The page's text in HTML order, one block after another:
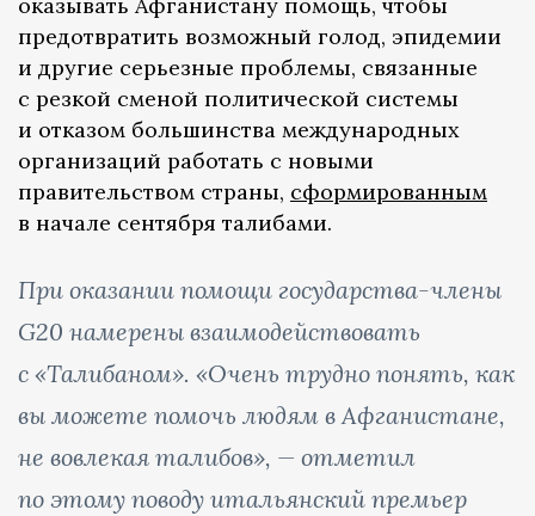
оказывать Афганистану помощь, чтобы
предотвратить возможный голод, эпидемии
и другие серьезные проблемы, связанные
с резкой сменой политической системы
и отказом большинства международных
организаций работать с новыми
правительством страны, сформированным
в начале сентября талибами.
При оказании помощи государства-члены
G20 намерены взаимодействовать
с «Талибаном». «Очень трудно понять, как
вы можете помочь людям в Афганистане,
не вовлекая талибов», — отметил
по этому поводу итальянский премьер